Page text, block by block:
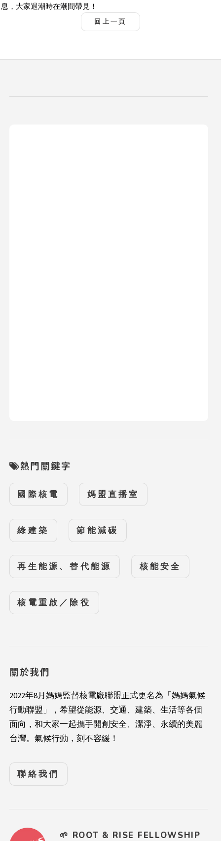
息，大家退潮時在潮間帶見！
熱門關鍵字
國際核電 媽盟直播室
綠建築 節能減碳
再生能源、替代能源 核能安全
核電重啟／除役
關於我們
2022年8月媽媽監督核電廠聯盟正式更名為「媽媽氣候
行動聯盟」，希望從能源、交通、建築、生活等各個
面向，和大家一起攜手開創安全、潔淨、永續的美麗
台灣。氣候行動，刻不容緩！
聯絡我們
🌱 ROOT & RISE FELLOWSHIP